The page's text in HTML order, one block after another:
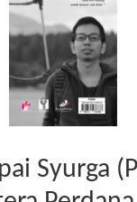
Syurga